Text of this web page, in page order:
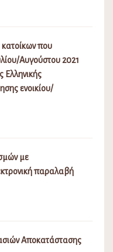
που
Αυγούστου 2021
Ελληνικής
ενοικίου/
με
παραλαβή
Αποκατάστασης